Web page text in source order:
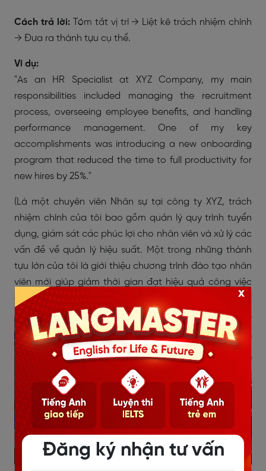
Cách trả lời:Tóm tắt vị trí → Liệt kê trách nhiệm chính
→ Đưa ra thành tựu cụ thể.
Ví dụ:
"As an HR Specialist at XYZ Company, my main
responsibilities included managing the recruitment
process, overseeing employee benefits, and handling
performance management. One of my key
accomplishments was introducing a new onboarding
program that reduced the time to full productivity for
new hires by 25%."
(Là một chuyên viên Nhân sự tại công ty XYZ, trách
nhiệm chính của tôi bao gồm quản lý quy trình tuyển
dụng, giám sát các phúc lợi cho nhân viên và xử lý các
vấn đề về quản lý hiệu suất. Một trong những thành
tựu lớn của tôi là giới thiệu chương trình đào tạo nhân
viên mới giúp giảm thời gian đạt hiệu quả công việc
đầy đủ của nhân viên mới xuống 25%.)
Đăng ký nhận tư vấn
x